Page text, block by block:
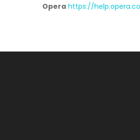
Opera https://